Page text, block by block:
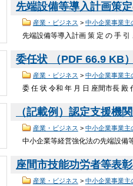
先端設備等導入計画策
産業・ビジネス > 中小企業事業主
先端設備等導入計画 策 定 の 手
委任状 （PDF 66.9 KB）
産業・ビジネス > 中小企業事業主
委 任 状 令和 年 月 日 座間市長 殿
（記載例）認定支援機
産業・ビジネス > 中小企業事業主
中小企業等経営強化法の先端設備
座間市技能功労者等表
産業・ビジネス > 中小企業事業主